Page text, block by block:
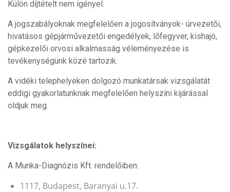
Külön díjtételt nem igényel.
A jogszabályoknak megfelelően a jogosítványok- úrvezetői,
hivatásos gépjárművezetői engedélyek, lőfegyver, kishajó,
gépkezelői orvosi alkalmasság véleményezése is
tevékenységünk közé tartozik.
A vidéki telephelyeken dolgozó munkatársak vizsgálatát
eddigi gyakorlatunknak megfelelően helyszíni kijárással
oldjuk meg.
Vizsgálatok helyszínei:
A Munka-Diagnózis Kft. rendelőiben:
1117, Budapest, Baranyai u.17.